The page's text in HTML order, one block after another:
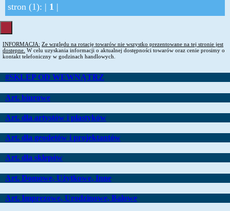
stron (1): | 1 |
INFORMACJA: Ze względu na rotację towarów nie wszystko prezentowane na tej stronie jest
dostępne. W celu uzyskania informacji o aktualnej dostępności towarów oraz cenie prosimy o
kontakt telefoniczny w godzinach handlowych.
#SKLEP OD WEWNĄTRZ
Art. biurowe
Art. dla artystów i plastyków
Art. dla geodetów i projektantów
Art. dla sklepów
Art. Domowe, Użytkowe, Inne
Art. Imprezowe, Urodzinowe, Balowe